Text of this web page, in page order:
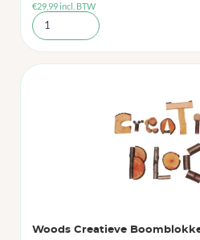
€29,99incl. BTW
Woods Creatieve